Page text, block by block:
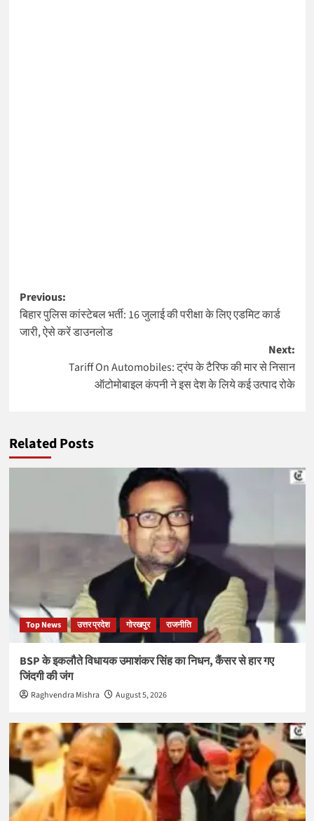
Post
navigation
Previous:
बिहार पुलिस कांस्टेबल भर्ती: 16 जुलाई की परीक्षा के लिए एडमिट कार्ड
जारी, ऐसे करें डाउनलोड
Next:
Tariff On Automobiles: ट्रंप के टैरिफ की मार से निसान
ऑटोमोबाइल कंपनी ने इस देश के लिये कई उत्पाद रोके
Related Posts
Top News उत्तर प्रदेश गोरखपुर राजनीति
BSP के इकलौते विधायक उमाशंकर सिंह का निधन, कैंसर से हार गए
जिंदगी की जंग
Raghvendra Mishra August 5, 2026